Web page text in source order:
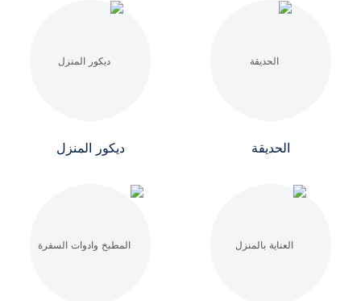
الحديقة ديكور المنزل